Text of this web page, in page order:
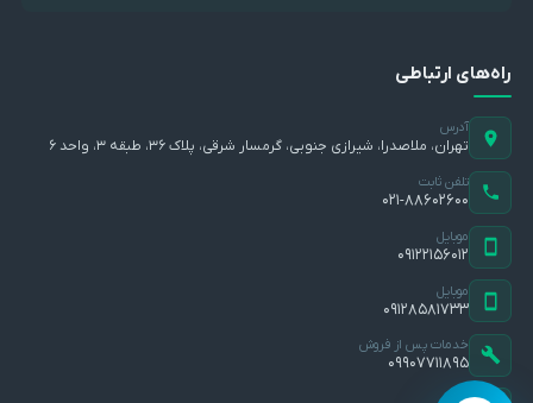
راه‌های ارتباطی
آدرس
تهران، ملاصدرا، شیرازی جنوبی، گرمسار شرقی، پلاک ۳۶، طبقه ۳، واحد ۶
تلفن ثابت
۰۲۱-۸۸۶۰۲۶۰۰
موبایل
۰۹۱۲۲۱۵۶۰۱۲
موبایل
۰۹۱۲۸۵۸۱۷۳۳
خدمات پس از فروش
۰۹۹۰۷۷۱۱۸۹۵
ایمیل